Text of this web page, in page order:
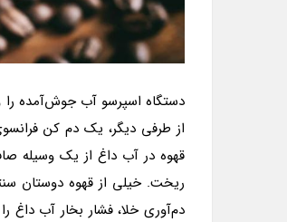
دستگاه اسپرسو آب جوش‌آمده را
از طرفی دیگر، یک دم کن
قهوه در آب داغ از یک وسیله
ریخت. خیلی از قهوه دوستان
دم‌آوری خلا، فشار بخار آب داغ